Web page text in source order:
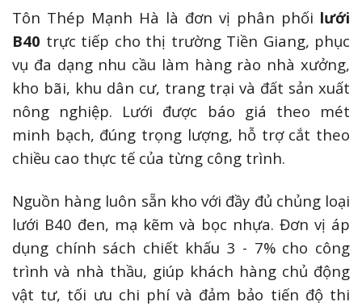
Tôn Thép Mạnh Hà là đơn vị phân phối lưới
B40 trực tiếp cho thị trường Tiền Giang, phục
vụ đa dạng nhu cầu làm hàng rào nhà xưởng,
kho bãi, khu dân cư, trang trại và đất sản xuất
nông nghiệp. Lưới được báo giá theo mét
minh bạch, đúng trọng lượng, hỗ trợ cắt theo
chiều cao thực tế của từng công trình.
Nguồn hàng luôn sẵn kho với đầy đủ chủng loại
lưới B40 đen, mạ kẽm và bọc nhựa. Đơn vị áp
dụng chính sách chiết khấu 3 - 7% cho công
trình và nhà thầu, giúp khách hàng chủ động
vật tư, tối ưu chi phí và đảm bảo tiến độ thi